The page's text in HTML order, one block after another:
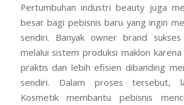
Pertumbuhan industri beauty juga
besar bagi pebisnis baru yang ingin
sendiri. Banyak owner brand
melalui sistem produksi maklon
praktis dan lebih efisien dibanding
sendiri. Dalam proses tersebut,
Kosmetik membantu pebisnis